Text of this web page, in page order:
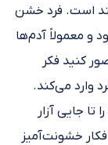
است. فرد خشن
و معمولاً آدم‌ها
کنید فکر
وارد می‌کند.
تا جایی آزار
خشونت‌آمیز